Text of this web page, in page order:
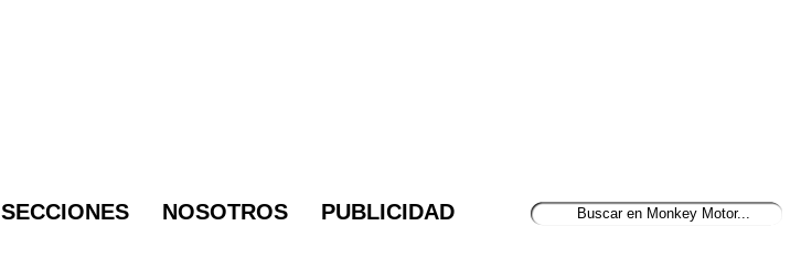
SECCIONES NOSOTROS PUBLICIDAD